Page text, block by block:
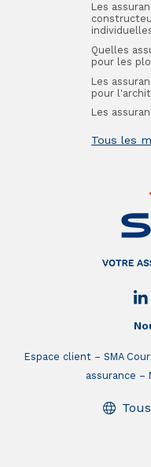
Espace client SMA
assurance
Les
Quelles
pour les
Les
pour
Les
Tous les